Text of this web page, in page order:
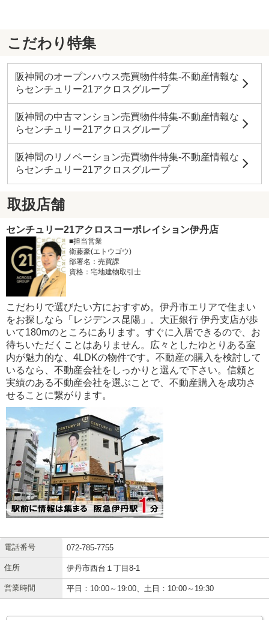
こだわり特集
阪神間のオープンハウス売買物件特集-不動産情報な
らセンチュリー21アクロスグループ
阪神間の中古マンション売買物件特集-不動産情報な
らセンチュリー21アクロスグループ
阪神間のリノベーション売買物件特集-不動産情報な
らセンチュリー21アクロスグループ
取扱店舗
センチュリー21アクロスコーポレイション伊丹店
■担当営業
衛藤豪(エトウゴウ)
部署名：売買課
資格：宅地建物取引士
こだわりで選びたい方におすすめ。伊丹市エリアで住まい
をお探しなら「レジデンス昆陽」。大正銀行 伊丹支店が歩
いて180mのところにあります。すぐに入居できるので、お
待ちいただくことはありません。広々としたゆとりある室
内が魅力的な、4LDKの物件です。不動産の購入を検討して
いるなら、不動産会社をしっかりと選んで下さい。信頼と
実績のある不動産会社を選ぶことで、不動産購入を成功さ
せることに繋がります。
電話番号 072-785-7755
住所 伊丹市西台１丁目8-1
営業時間 平日：10:00～19:00、土日：10:00～19:30